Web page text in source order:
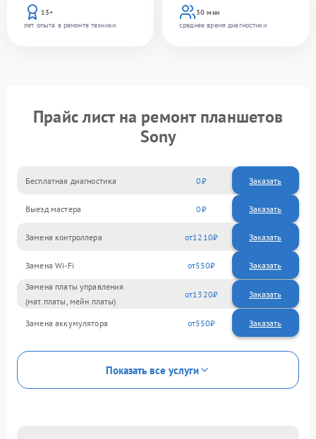
13+
лет опыта в ремонте техники
30 мин
среднее время диагностики
Прайс лист на ремонт планшетов
Sony
Бесплатная диагностика 0 Заказать
Выезд мастера 0 Заказать
Замена контроллера 1210
Замена Wi-Fi 550
Замена платы управления
(мат.платы, мейн платы)
1320
Замена аккумулятора 550
Показать все услуги